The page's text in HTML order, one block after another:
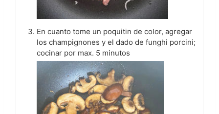
En cuanto tome un poquitin de color, agregar
los champignones y el dado de funghi porcini;
cocinar por max. 5 minutos